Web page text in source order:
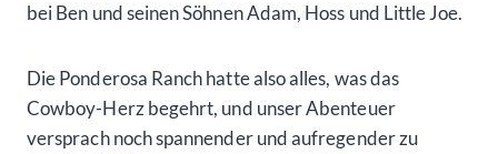
bei Ben und seinen Söhnen Adam, Hoss und Little Joe.
Die Ponderosa Ranch hatte also alles, was das
Cowboy-Herz begehrt, und unser Abenteuer
versprach noch spannender und aufregender zu